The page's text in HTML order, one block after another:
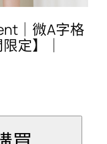
｜微A字格
定】｜